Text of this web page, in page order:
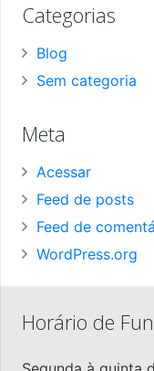
Categorias
Blog
Sem categoria
Meta
Acessar
Feed de posts
Feed de
WordPress.org
Horário de